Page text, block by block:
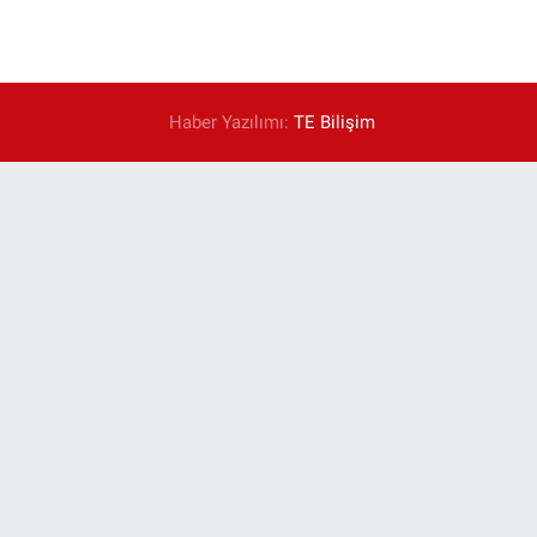
Haber Yazılımı:TE Bilişim